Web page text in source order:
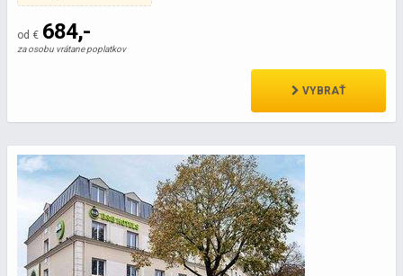
od € 684,-
za osobu vrátane poplatkov
VYBRAŤ